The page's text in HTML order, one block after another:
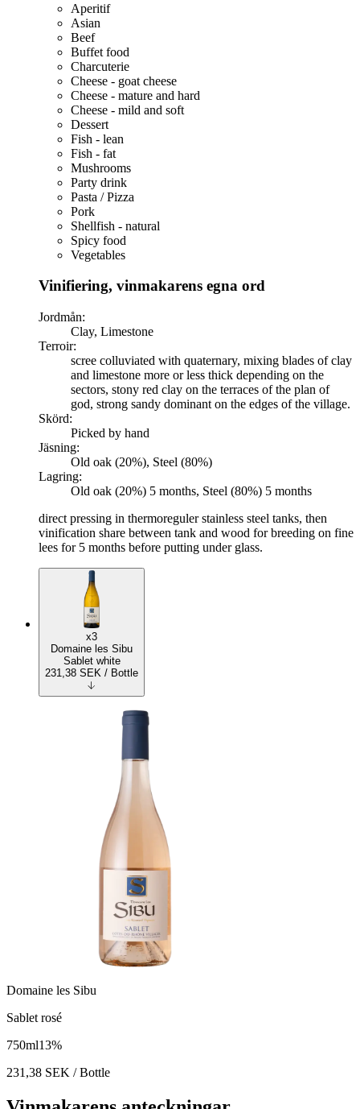
Aperitif
Asian
Beef
Buffet food
Charcuterie
Cheese - goat cheese
Cheese - mature and hard
Cheese - mild and soft
Dessert
Fish - lean
Fish - fat
Mushrooms
Party drink
Pasta / Pizza
Pork
Shellfish - natural
Spicy food
Vegetables
Vinifiering, vinmakarens egna ord
Jordmån:
Clay, Limestone
Terroir:
scree colluviated with quaternary, mixing blades of clay
and limestone more or less thick depending on the
sectors, stony red clay on the terraces of the plan of
god, strong sandy dominant on the edges of the village.
Skörd:
Picked by hand
Jäsning:
Old oak (20%), Steel (80%)
Lagring:
Old oak (20%) 5 months, Steel (80%) 5 months
direct pressing in thermoreguler stainless steel tanks, then
vinification share between tank and wood for breeding on fine
lees for 5 months before putting under glass.
x3
Domaine les Sibu
Sablet white
231,38 SEK / Bottle
Domaine les Sibu
Sablet rosé
750ml13%
231,38 SEK / Bottle